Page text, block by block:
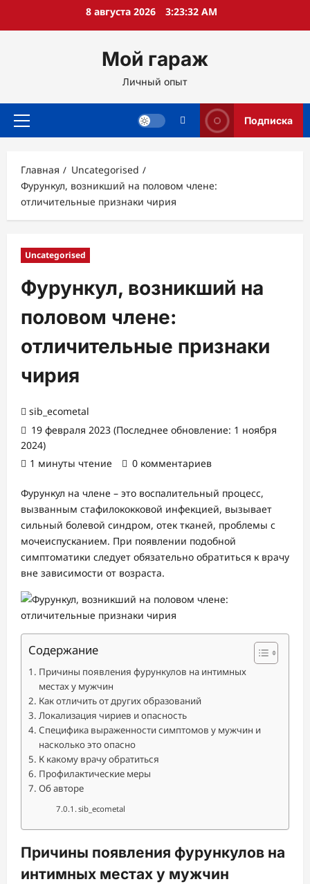
8 августа 2026 3:23:33 AM
Мой гараж
Личный опыт
Основное
Подписка
Главная
Uncategorised
Фурункул, возникший на половом члене:
отличительные признаки чирия
Uncategorised
Фурункул, возникший на
половом члене:
отличительные признаки
чирия
sib_ecometal
19 февраля 2023 (Последнее обновление: 1 ноября
2024)
1 минуты чтение
0 комментариев
Фурункул на члене – это воспалительный процесс,
вызванным стафилококковой инфекцией, вызывает
сильный болевой синдром, отек тканей, проблемы с
мочеиспусканием. При появлении подобной
симптоматики следует обязательно обратиться к врачу
вне зависимости от возраста.
Содержание
Причины появления фурункулов на интимных
местах у мужчин
Как отличить от других образований
Локализация чириев и опасность
Специфика выраженности симптомов у мужчин и
насколько это опасно
К какому врачу обратиться
Профилактические меры
Об авторе
sib_ecometal
Причины появления фурункулов на
интимных местах у мужчин